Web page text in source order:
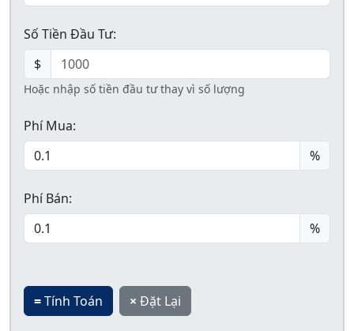
Số Tiền Đầu Tư:
$
Hoặc nhập số tiền đầu tư thay vì số lượng
Phí Mua:
%
Phí Bán:
%
=Tính Toán × Đặt Lại